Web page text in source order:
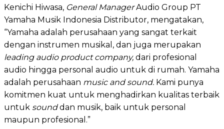
Kenichi Hiwasa, General ManagerAudio Group PT
Yamaha Musik Indonesia Distributor, mengatakan,
“Yamaha adalah perusahaan yang sangat terkait
dengan instrumen musikal, dan juga merupakan
leading audio product company, dari profesional
audio hingga personal audio untuk di rumah. Yamaha
adalah perusahaan music and sound. Kami punya
komitmen kuat untuk menghadirkan kualitas terbaik
untuk sounddan musik, baik untuk personal
maupun profesional.”